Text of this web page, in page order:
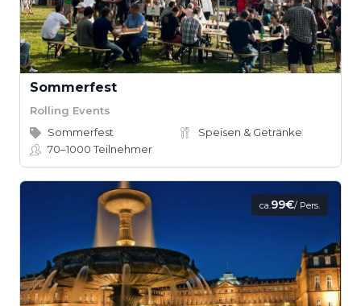
Sommerfest
Rolling Events
Sommerfest
Speisen & Getränke
70–1000Teilnehmer
ca.99€/ Pers.